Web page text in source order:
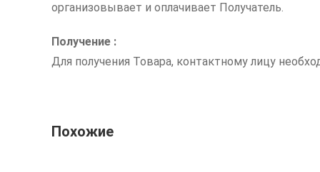
организовывает и оплачивает Получатель.
Получение :
Для получения Товара, контактному лицу
Похожие